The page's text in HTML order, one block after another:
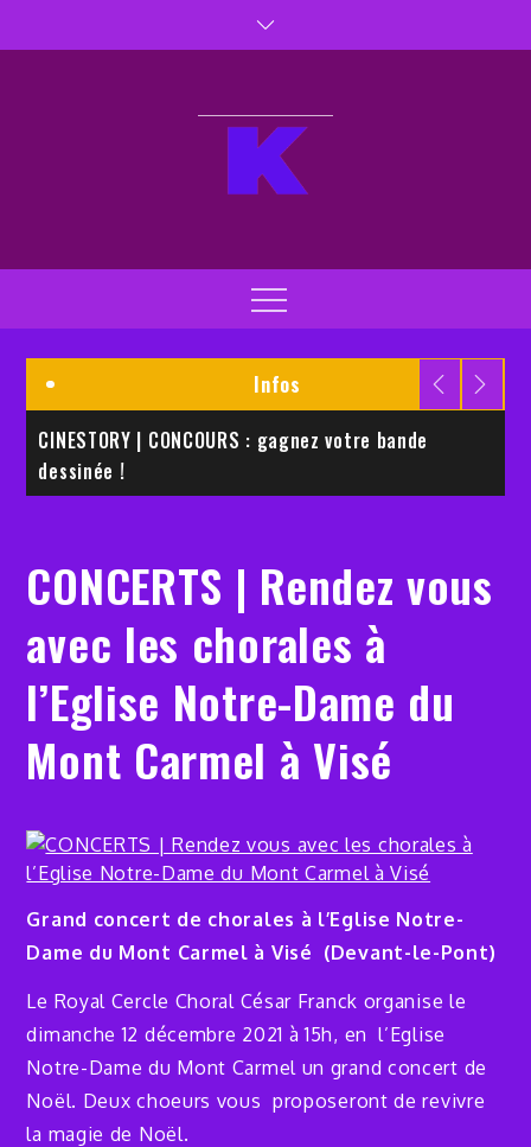
Menu
Infos
CINESTORY | CONCOURS : gagnez votre bande
dessinée !
CONCERTS | Rendez vous
avec les chorales à
l’Eglise Notre-Dame du
Mont Carmel à Visé
Grand concert de chorales à l’Eglise Notre-
Dame du Mont Carmel à Visé (Devant-le-Pont)
Le Royal Cercle Choral César Franck organise le
dimanche 12 décembre 2021 à 15h, en l’Eglise
Notre-Dame du Mont Carmel un grand concert de
Noël. Deux choeurs vous proposeront de revivre
la magie de Noël.